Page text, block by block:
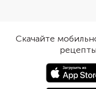
несколько раз через сито
взбейте блендером.
подачей смажьте венский
сырник сметанным
украсьте свежими
Скачайте